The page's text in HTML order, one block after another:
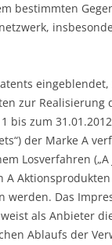
bestimmten
zur Realisierung
bis zum
der Marke A
Losverfahren
werden. Das
als Anbieter
Ablaufs der